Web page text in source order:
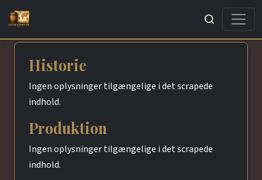
Søg
Historie
Ingen oplysninger tilgængelige i det scrapede
indhold.
Produktion
Ingen oplysninger tilgængelige i det scrapede
indhold.